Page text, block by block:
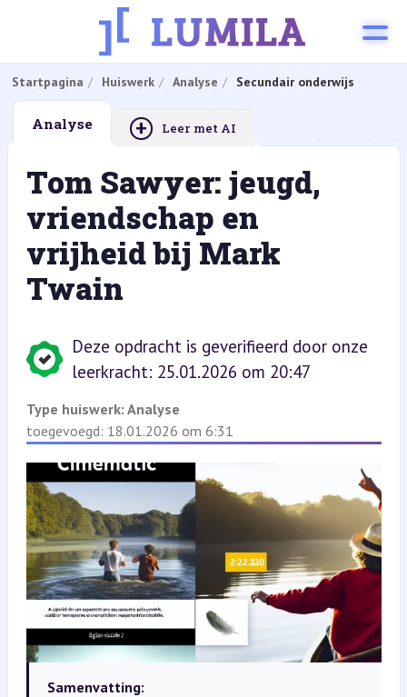
Startpagina Huiswerk Analyse Secundair onderwijs
Analyse + Leer met AI
Tom Sawyer: jeugd,
vriendschap en
vrijheid bij Mark
Twain
Deze opdracht is geverifieerd door onze
leerkracht: 25.01.2026 om 20:47
Type huiswerk: Analyse
toegevoegd: 18.01.2026 om 6:31
Samenvatting: